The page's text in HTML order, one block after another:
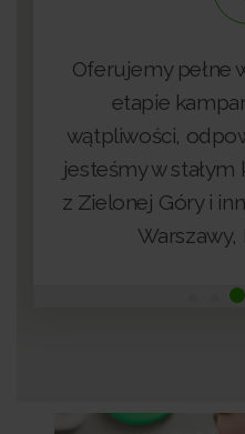
wsparcie na każdym
- wyjaśniamy
na pytania i
kontakcie z klientami
i innych miast (Poznania,
Krakowa itp.)